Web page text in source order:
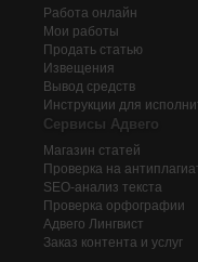
Работа онлайн
Мои работы
Продать статью
Извещения
Вывод средств
Инструкции для
Сервисы Адвего
Магазин статей
Проверка на
SEO-анализ текста
Проверка орфографии
Адвего Лингвист
Заказ контента и услуг